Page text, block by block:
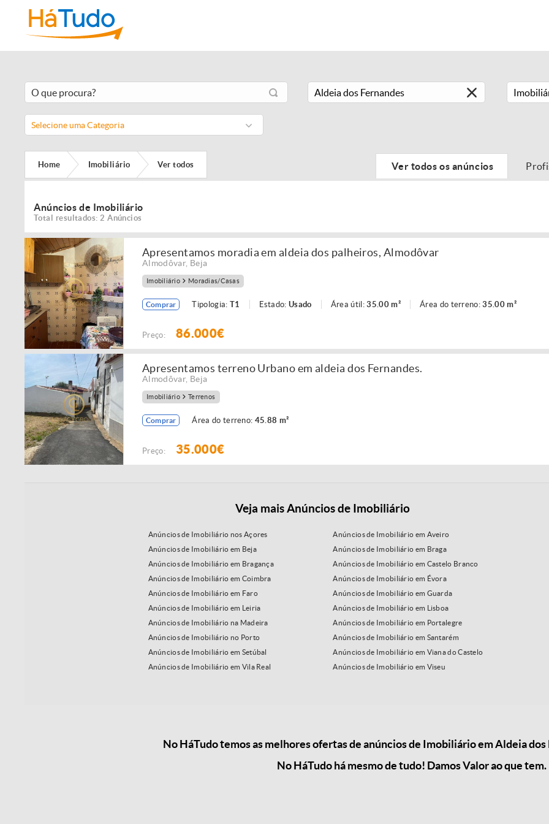
Selecione uma Categoria
Home Imobiliário Ver todos Ver todos os anúncios
Anúncios de Imobiliário
Total resultados: 2 Anúncios
Apresentamos moradia em aldeia dos palheiros, Almodôvar
Almodôvar, Beja
Imobiliário Moradias/Casas
Comprar Tipologia: T1 Estado:Usado Área útil:35.00 m² Área do terreno:35.00 m²
Preço: 86.000€
Apresentamos terreno Urbano em aldeia dos Fernandes.
Almodôvar, Beja
Imobiliário Terrenos
Comprar Área do terreno: 45.88 m²
Preço: 35.000€
Veja mais Anúncios de Imobiliário
Anúncios de Imobiliário nos Açores
Anúncios de Imobiliário em Aveiro
Anúncios de Imobiliário em Beja
Anúncios de Imobiliário em Braga
Anúncios de Imobiliário em Bragança
Anúncios de Imobiliário em Castelo Branco
Anúncios de Imobiliário em Coimbra
Anúncios de Imobiliário em Évora
Anúncios de Imobiliário em Faro
Anúncios de Imobiliário em Guarda
Anúncios de Imobiliário em Leiria
Anúncios de Imobiliário em Lisboa
Anúncios de Imobiliário na Madeira
Anúncios de Imobiliário em Portalegre
Anúncios de Imobiliário no Porto
Anúncios de Imobiliário em Santarém
Anúncios de Imobiliário em Setúbal
Anúncios de Imobiliário em Viana do Castelo
Anúncios de Imobiliário em Vila Real
Anúncios de Imobiliário em Viseu
No HáTudo temos as melhores ofertas de anúncios de Imobiliário em Aldeia
No HáTudo há mesmo de tudo! Damos Valor ao que tem.